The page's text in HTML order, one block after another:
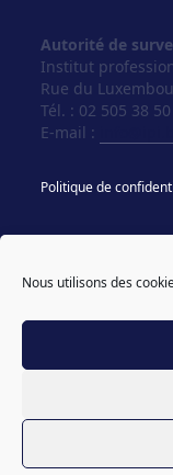
Nous utilisons des
Autorité de
Institut
Rue du
Tél. : 02 505 38 50
E-mail :
Politique de
© Vos Agences 2026
designed & coded by